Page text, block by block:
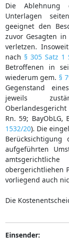
Die Ablehnung
Unterlagen
geeignet den
zuvor Gesagten
verletzen.
nach § 305 Satz 1
Betroffenen in
wiederum gem. §
Gegenstand
jeweils
Rn. 59; BayObLG,
1532/20). Die
aufgeführten
obergerichtliehen
vorliegend auch
Die
Einsender: